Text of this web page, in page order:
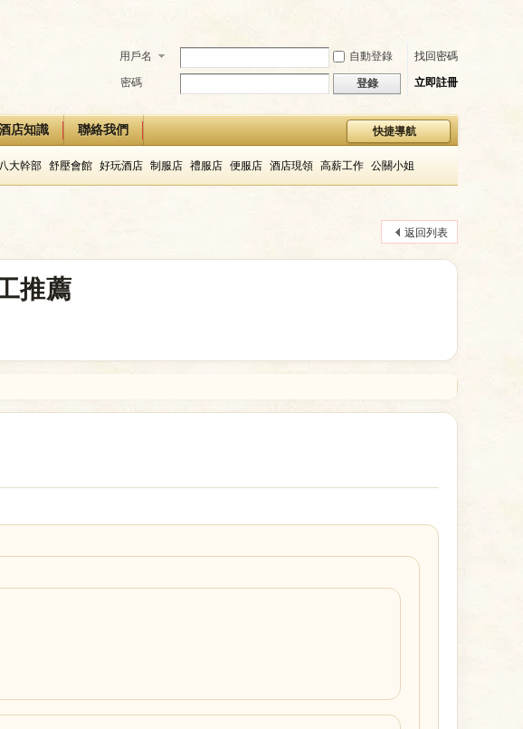
用戶名 自動登錄 找回密碼
密碼 登錄 立即註冊
快捷導航
店知識 聯絡我們
八大幹部 舒壓會館 好玩酒店 制服店 禮服店 便服店 酒店現領 高薪工作 公關小姐
返回列表
推薦